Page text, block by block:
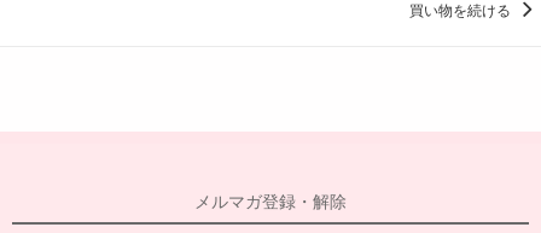
買い物を続ける
メルマガ登録・解除